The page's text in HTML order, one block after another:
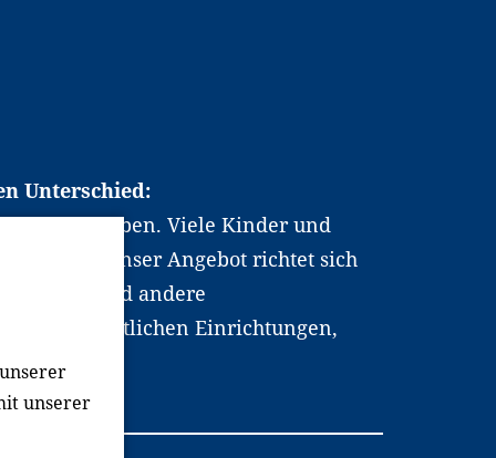
Unterschied:
Berufsleben. Viele Kinder und
dabei. Unser Angebot richtet sich
und andere
Einrichtungen,
unserer